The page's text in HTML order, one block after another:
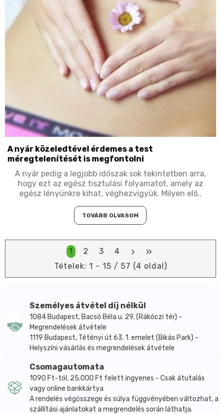
A nyár közeledtével érdemes a test
méregtelenítését is megfontolni
A nyár pedig a legjobb időszak sok tekintetben arra,
hogy ezt az egész tisztulási folyamatot, amely az
egész lényünkre kihat, véghezvigyük. Milyen elő..
TOVÁBB OLVASOM
1 2 3
4
Tételek: 1 - 15 / 57 (4 oldal)
Személyes átvétel díj nélkül
1084 Budapest, Bacsó Béla u. 29. (Rákóczi tér) -
Megrendelések átvétele
1119 Budapest, Tétényi út 63. 1. emelet (Bikás Park) -
Helyszíni vásárlás és megrendelések átvétele
Csomagautomata
1090 Ft-tól, 25.000 Ft felett ingyenes - Csak átutalás
vagy online bankkártya
A rendelés végösszege és súlya függvényében változhat, a
szállítási ajánlatokat a megrendelés során láthatja.